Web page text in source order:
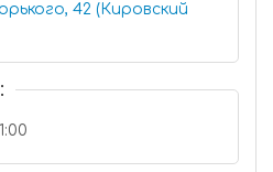
42 (Кировский